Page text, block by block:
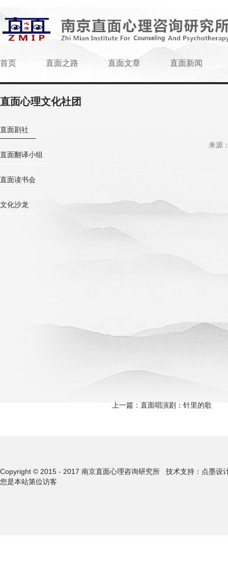
首页 直面之路 直面文章 直面新闻
直面心理文化社团
直面剧社
直面翻译小组
直面读书会
文化沙龙
来源
上一篇： 直面唱演剧：针里的歌
Copyright © 2015 - 2017 南京直面心理咨询研究所 技术支持：点墨设
您是本站第位访客